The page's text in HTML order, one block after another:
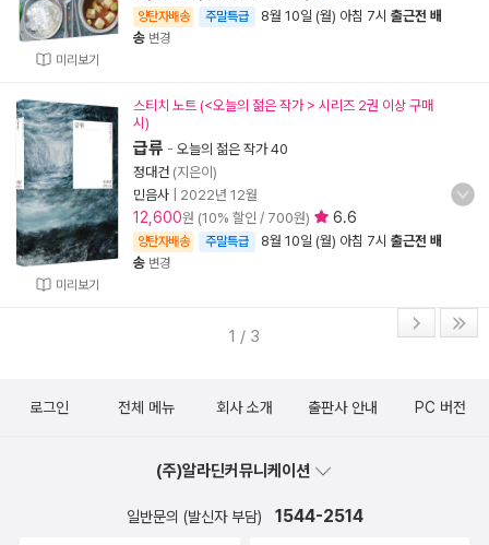
미리보기
양탄자배송 주말특급 8월 10일 (월) 아침 7시 출근전 배
송 변경
미리보기
스티치 노트 (<오늘의 젊은 작가 > 시리즈 2권 이상 구매
시)
급류 - 오늘의 젊은 작가 40
정대건 (지은이)
민음사
2022년 12월
12,600원 (10% 할인 / 700원) 6.6
양탄자배송 주말특급 8월 10일 (월) 아침 7시 출근전 배
송 변경
1 / 3
로그인 전체 메뉴 회사 소개 출판사 안내 PC 버전
(주)알라딘커뮤니케이션
일반문의 (발신자 부담) 1544-2514